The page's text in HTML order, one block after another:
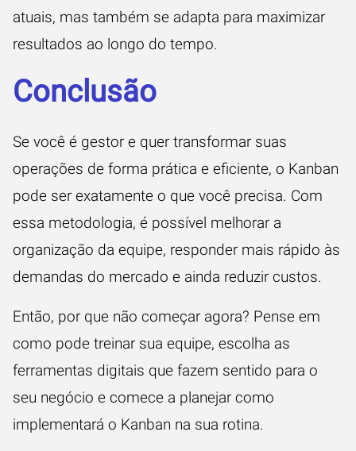
atuais, mas também se adapta para maximizar
resultados ao longo do tempo.
Conclusão
Se você é gestor e quer transformar suas
operações de forma prática e eficiente, o Kanban
pode ser exatamente o que você precisa. Com
essa metodologia, é possível melhorar a
organização da equipe, responder mais rápido às
demandas do mercado e ainda reduzir custos.
Então, por que não começar agora? Pense em
como pode treinar sua equipe, escolha as
ferramentas digitais que fazem sentido para o
seu negócio e comece a planejar como
implementará o Kanban na sua rotina.